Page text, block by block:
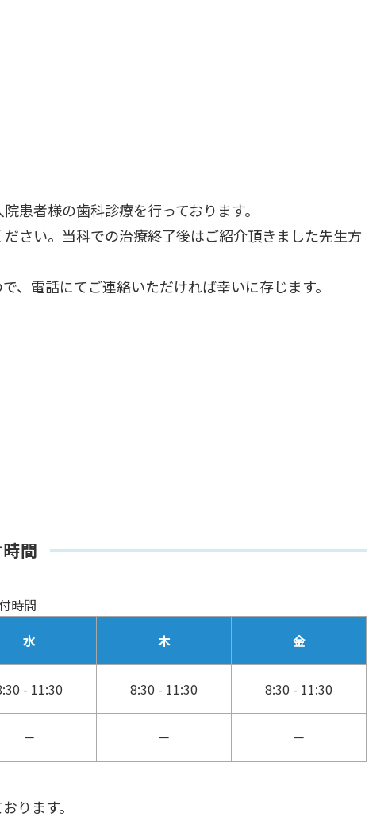
患者様の歯科診療を行っております。
さい。当科での治療終了後はご紹介頂きました先生方
、電話にてご連絡いただければ幸いに存じます。
間
時間
水 木 金
- 11:30 8:30 - 11:30 8:30 - 11:30
－ － －
ります。